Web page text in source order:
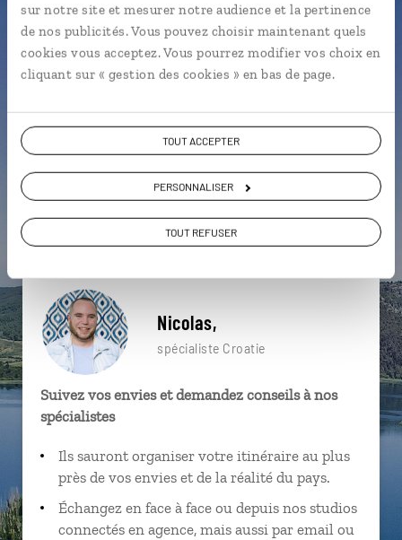
sur notre site et mesurer notre audience et la pertinence
de nos publicités. Vous pouvez choisir maintenant quels
cookies vous acceptez. Vous pourrez modifier vos choix en
cliquant sur « gestion des cookies » en bas de page.
TOUT ACCEPTER
PERSONNALISER
TOUT REFUSER
Une envie de voyage
particulière ?
Anse de Kriz Bol Dalmatie Bisevo
Dubrovnik Balkans
Nicolas,
spécialiste Croatie
Suivez vos envies et demandez conseils à nos
spécialistes
Ils sauront organiser votre itinéraire au plus
près de vos envies et de la réalité du pays.
Échangez en face à face ou depuis nos studios
connectés en agence, mais aussi par email ou